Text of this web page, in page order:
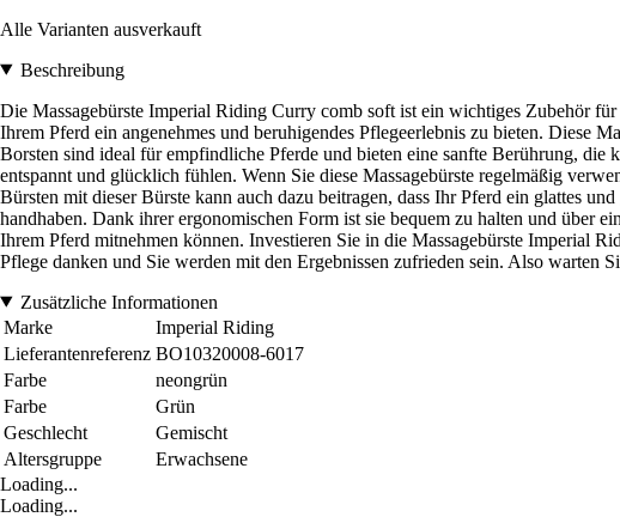
Alle Varianten ausverkauft
Beschreibung
Die Massagebürste Imperial Riding Curry comb soft ist ein wichtiges Zubehör
Ihrem Pferd ein angenehmes und beruhigendes Pflegeerlebnis zu bieten. Diese
Borsten sind ideal für empfindliche Pferde und bieten eine sanfte Berührung, die
entspannt und glücklich fühlen. Wenn Sie diese Massagebürste regelmäßig
Bürsten mit dieser Bürste kann auch dazu beitragen, dass Ihr Pferd ein glattes
handhaben. Dank ihrer ergonomischen Form ist sie bequem zu halten und über
Ihrem Pferd mitnehmen können. Investieren Sie in die Massagebürste Imperial
Pflege danken und Sie werden mit den Ergebnissen zufrieden sein. Also
Zusätzliche Informationen
Marke
Imperial Riding
Lieferantenreferenz BO10320008-6017
Farbe
neongrün
Farbe
Grün
Geschlecht
Gemischt
Altersgruppe
Erwachsene
Loading...
Loading...